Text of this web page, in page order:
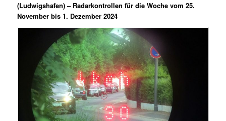
(Ludwigshafen) – Radarkontrollen für die Woche vom 25.
November bis 1. Dezember 2024